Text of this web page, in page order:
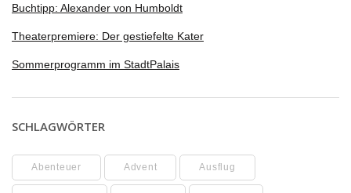
Buchtipp: Alexander von Humboldt
Theaterpremiere: Der gestiefelte Kater
Sommerprogramm im StadtPalais
SCHLAGWÖRTER
Abenteuer Advent Ausflug